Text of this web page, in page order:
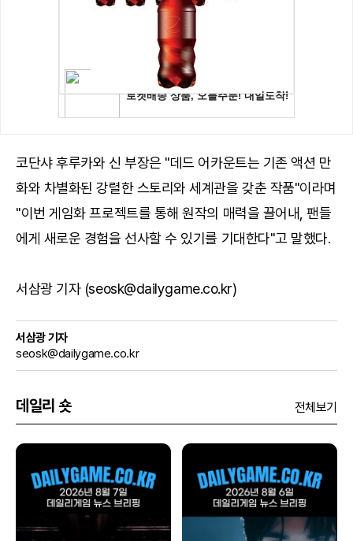
코단샤 후루카와 신 부장은 "데드 어카운트는 기존 액션 만
화와 차별화된 강렬한 스토리와 세계관을 갖춘 작품"이라며
"이번 게임화 프로젝트를 통해 원작의 매력을 끌어내, 팬들
에게 새로운 경험을 선사할 수 있기를 기대한다"고 말했다.
서삼광 기자 (seosk@dailygame.co.kr)
서삼광 기자
seosk@dailygame.co.kr
데일리 숏 전체보기